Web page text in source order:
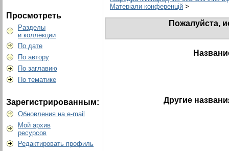
Просмотреть
Разделы
и коллекции
По дате
По автору
По заглавию
По тематике
Зарегистрированным:
Обновления на e-mail
Мой архив
ресурсов
Редактировать профиль
Матеріали конференцій >
Пожалуйста,
Другие